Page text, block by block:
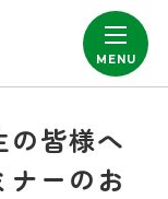
の皆様へ
ナーのお